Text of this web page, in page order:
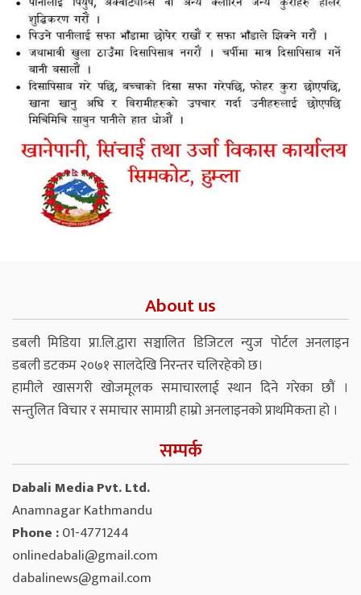
About us
डबली मिडिया प्रा.लि.द्वारा सञ्चालित डिजिटल न्युज पोर्टल अनलाइन
डबली डटकम २०७१ सालदेखि निरन्तर चलिरहेको छ।
हामीले खासगरी खोजमूलक समाचारलाई स्थान दिने गरेका छौं ।
सन्तुलित विचार र समाचार सामाग्री हाम्रो अनलाइनको प्राथमिकता हो ।
सम्पर्क
Dabali Media Pvt. Ltd.
Anamnagar Kathmandu
Phone :01-4771244
onlinedabali@gmail.com
dabalinews@gmail.com